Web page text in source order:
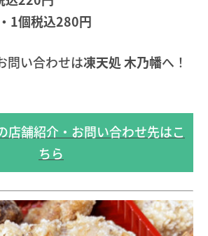
1個税込280円
問い合わせは凍天処 木乃幡へ！
店舗紹介・お問い合わせ先はこ
ちら